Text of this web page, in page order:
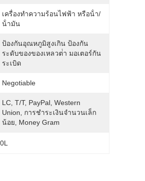
เครื่องทําความร้อนไฟฟ้า หรือน้ํา/
น้ํามัน
ป้องกันอุณหภูมิสูงเกิน ป้องกัน
ระดับของของเหลวต่ํา มอเตอร์กัน
ระเบิด
Negotiable
LC, T/T, PayPal, Western
Union, การชำระเงินจำนวนเล็ก
น้อย, Money Gram